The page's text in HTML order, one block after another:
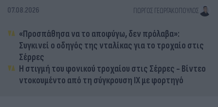
07.08.2026 ΓΙΏΡΓΟΣ ΓΕΩΡΓΑΚΌΠΟΥΛΟΣ
«Προσπάθησα να το αποφύγω, δεν πρόλαβα»:
Συγκινεί ο οδηγός της νταλίκας για το τροχαίο στις
Σέρρες
Η στιγμή του φονικού τροχαίου στις Σέρρες - Βίντεο
ντοκουμέντο από τη σύγκρουση ΙΧ με φορτηγό